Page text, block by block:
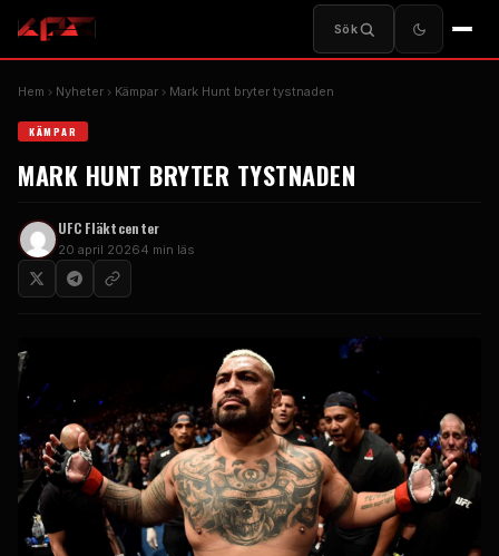
Sök
Hem Nyheter Kämpar Mark Hunt bryter tystnaden
KÄMPAR
MARK HUNT BRYTER TYSTNADEN
UFCFläktcenter
20 april 20264 min läs